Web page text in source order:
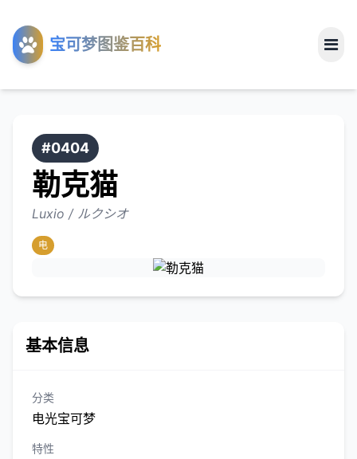
宝可梦图鉴百科
工具
关于
#0404
勒克猫
Luxio / ルクシオ
电
基本信息
分类
电光宝可梦
特性